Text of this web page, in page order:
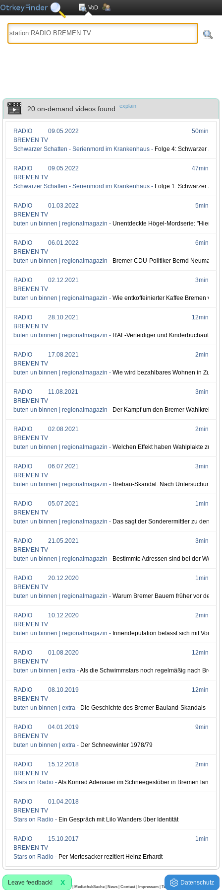
VoD
20 on-demand videos found. explain
50min
RADIO
BREMEN TV
09.05.2022
Schwarzer Schatten - Serienmord im Krankenhaus - Folge 4: Schwarzer
47min
RADIO
BREMEN TV
09.05.2022
Schwarzer Schatten - Serienmord im Krankenhaus - Folge 1: Schwarzer
5min
RADIO
BREMEN TV
01.03.2022
buten un binnen | regionalmagazin - Unentdeckte Högel-Mordserie: "Hier
6min
RADIO
BREMEN TV
06.01.2022
buten un binnen | regionalmagazin - Bremer CDU-Politiker Bernd Neumann
3min
RADIO
BREMEN TV
02.12.2021
buten un binnen | regionalmagazin - Wie entkoffeinierter Kaffee Bremen
12min
RADIO
BREMEN TV
28.10.2021
buten un binnen | regionalmagazin - RAF-Verteidiger und Kinderbuchautor:
2min
RADIO
BREMEN TV
17.08.2021
buten un binnen | regionalmagazin - Wie wird bezahlbares Wohnen in
3min
RADIO
BREMEN TV
11.08.2021
buten un binnen | regionalmagazin - Der Kampf um den Bremer Wahlkreis 55
2min
RADIO
BREMEN TV
02.08.2021
buten un binnen | regionalmagazin - Welchen Effekt haben Wahlplakte zur
3min
RADIO
BREMEN TV
06.07.2021
buten un binnen | regionalmagazin - Brebau-Skandal: Nach
1min
RADIO
BREMEN TV
05.07.2021
buten un binnen | regionalmagazin - Das sagt der Sonderermittler zu den
3min
RADIO
BREMEN TV
21.05.2021
buten un binnen | regionalmagazin - Bestimmte Adressen sind bei der
1min
RADIO
BREMEN TV
20.12.2020
buten un binnen | regionalmagazin - Warum Bremer Bauern früher vor der
2min
RADIO
BREMEN TV
10.12.2020
buten un binnen | regionalmagazin - Innendeputation befasst sich mit
12min
RADIO
BREMEN TV
01.08.2020
buten un binnen | extra -Als die Schwimmstars noch regelmäßig nach
12min
RADIO
BREMEN TV
08.10.2019
buten un binnen | extra - Die Geschichte des Bremer Bauland-Skandals
9min
RADIO
BREMEN TV
04.01.2019
buten un binnen | extra - Der Schneewinter 1978/79
2min
RADIO
BREMEN TV
15.12.2018
Stars on Radio -Als Konrad Adenauer im Schneegestöber in Bremen landete
RADIO
BREMEN TV
01.04.2018
Stars on Radio - Ein Gespräch mit Lilo Wanders über Identität
1min
RADIO
BREMEN TV
15.10.2017
Stars on Radio - Per Mertesacker rezitiert Heinz Erhardt
Copyright © 2006 - 2026 OtrkeyFinder™ | MediathekSuche | News | Contact | Impressum | Terms of service
Leave feedback! X Datenschutz